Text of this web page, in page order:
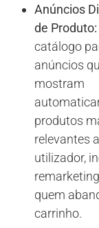
Anúncios
de Produto:
catálogo
anúncios
mostram
produtos
relevantes
utilizador,
quem
carrinho.